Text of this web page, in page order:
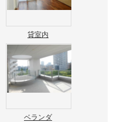
貸室内
ベランダ